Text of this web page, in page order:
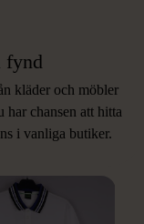
fynd
kläder och möbler
chansen att hitta
i vanliga butiker.
om denna